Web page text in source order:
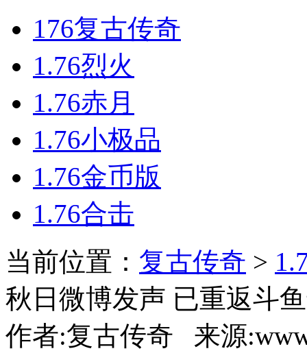
176复古传奇
1.76烈火
1.76赤月
1.76小极品
1.76金币版
1.76合击
当前位置： 复古传奇 >
秋日微博发声 已重返斗
作者:复古传奇 来源